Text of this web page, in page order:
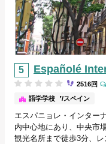
Españolé
バレンシア/スペイン
語学学校
2516回
エスパニョレ・インター
内中心地にあり、中央市
観光名所まで徒歩3分、